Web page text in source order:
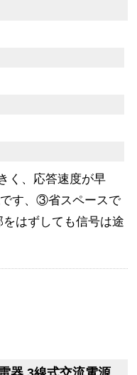
く、応答速度が早
す、③省スペースで
はずしても信号は途